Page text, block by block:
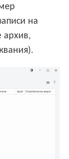
на
архив,